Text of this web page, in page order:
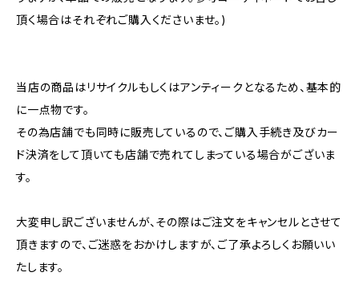
頂く場合はそれぞれご購入くださいませ。)
当店の商品はリサイクルもしくはアンティークとなるため、基本的
に一点物です。
その為店舗でも同時に販売しているので、ご購入手続き及びカー
ド決済をして頂いても店舗で売れてしまっている場合がございま
す。
大変申し訳ございませんが、その際はご注文をキャンセルとさせて
頂きますので、ご迷惑をおかけしますが、ご了承よろしくお願いい
たします。